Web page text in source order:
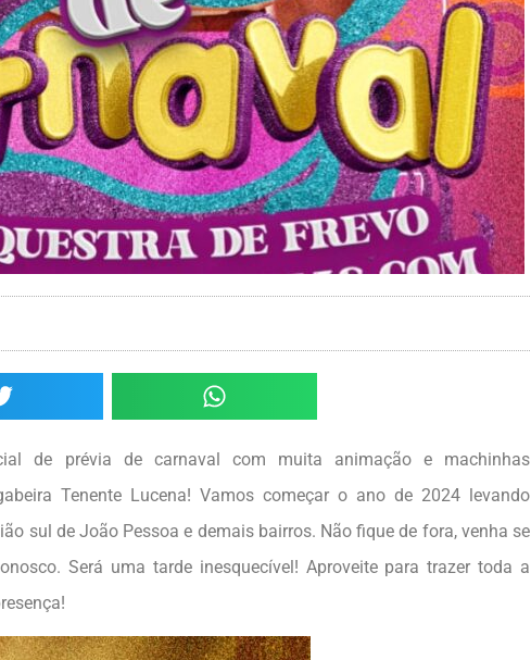
de prévia de carnaval com muita animação e machinhas
Tenente Lucena! Vamos começar o ano de 2024 levando
sul de João Pessoa e demais bairros. Não fique de fora, venha se
Será uma tarde inesquecível! Aproveite para trazer toda a